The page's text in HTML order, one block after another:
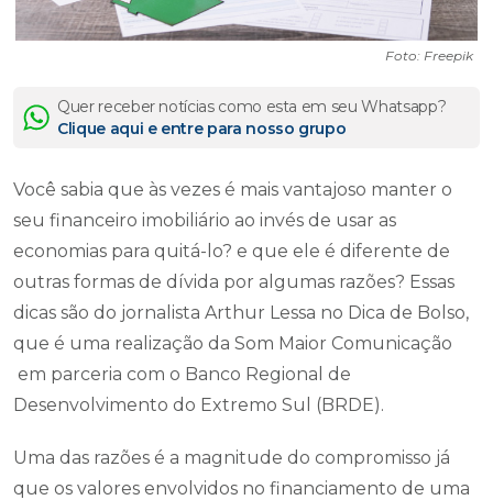
Foto: Freepik
Quer receber notícias como esta em seu Whatsapp?
Clique aqui e entre para nosso grupo
Você sabia que às vezes é mais vantajoso manter o
seu financeiro imobiliário ao invés de usar as
economias para quitá-lo? e que ele é diferente de
outras formas de dívida por algumas razões? Essas
dicas são do jornalista Arthur Lessa no Dica de Bolso,
que é uma realização da Som Maior Comunicação
em parceria com o Banco Regional de
Desenvolvimento do Extremo Sul (BRDE).
Uma das razões é a magnitude do compromisso já
que os valores envolvidos no financiamento de uma